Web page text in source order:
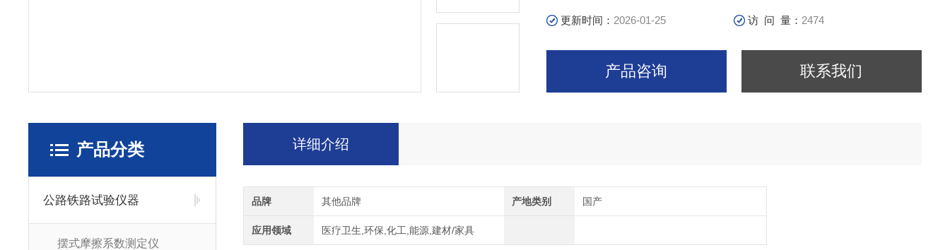
更新时间： 2026-01-25 访 问 量： 2474
产品咨询 联系我们
产品分类
公路铁路试验仪器
摆式摩擦系数测定仪
详细介绍
品牌 其他品牌 产地类别 国产
应用领域 医疗卫生,环保,化工,能源,建材/家具